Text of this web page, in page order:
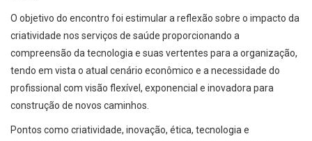
O objetivo do encontro foi estimular a reflexão sobre o impacto da
criatividade nos serviços de saúde proporcionando a
compreensão da tecnologia e suas vertentes para a organização,
tendo em vista o atual cenário econômico e a necessidade do
profissional com visão flexível, exponencial e inovadora para
construção de novos caminhos.
Pontos como criatividade, inovação, ética, tecnologia e